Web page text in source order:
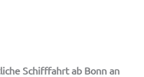
Schifffahrt ab Bonn an